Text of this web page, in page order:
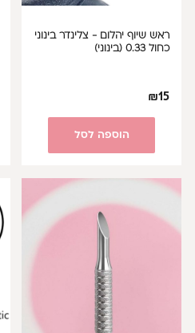
ראש שיוף יהלום - צלינדר בינוני
כחול 0.33 (בינוני)
₪15
הוספה לסל